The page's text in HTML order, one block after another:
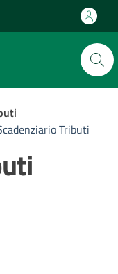
Tributi